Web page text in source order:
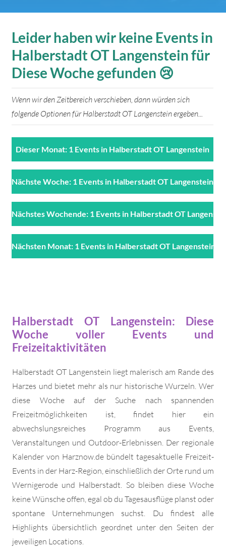
Leider haben wir keine Events in
Halberstadt OT Langenstein für
Diese Woche gefunden 😢
Wenn wir den Zeitbereich verschieben, dann würden sich
folgende Optionen für Halberstadt OT Langenstein ergeben...
Dieser Monat: 1 Events in Halberstadt OT Langenstein
Nächste Woche: 1 Events in Halberstadt OT Langenstein
Nächstes Wochende: 1 Events in Halberstadt OT
Nächsten Monat: 1 Events in Halberstadt OT Langenstein
Halberstadt OT Langenstein: Diese
Woche voller Events und
Freizeitaktivitäten
Halberstadt OT Langenstein liegt malerisch am Rande des
Harzes und bietet mehr als nur historische Wurzeln. Wer
diese Woche auf der Suche nach spannenden
Freizeitmöglichkeiten ist, findet hier ein
abwechslungsreiches Programm aus Events,
Veranstaltungen und Outdoor-Erlebnissen. Der regionale
Kalender von Harznow.de bündelt tagesaktuelle Freizeit-
Events in der Harz-Region, einschließlich der Orte rund um
Wernigerode und Halberstadt. So bleiben diese Woche
keine Wünsche offen, egal ob du Tagesausflüge planst oder
spontane Unternehmungen suchst. Du findest alle
Highlights übersichtlich geordnet unter den Seiten der
jeweiligen Locations.